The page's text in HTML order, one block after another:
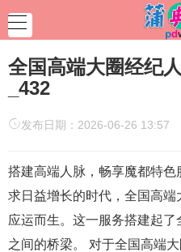
全国高端大圈经纪
_432
发布日期：2026-06-26 13:57
搭建高端人脉，畅享魔都特
求日益增长的时代，全国高
应运而生。这一服务搭建起
之间的桥梁。 对于全国高端